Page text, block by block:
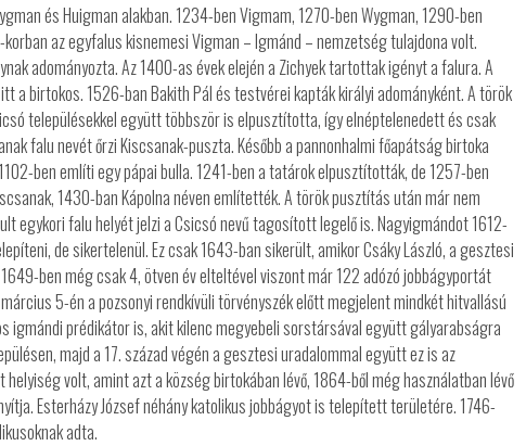
és Huigman alakban. 1234-ben Vigmam, 1270-ben Wygman, 1290-ben
az egyfalus kisnemesi Vigman – Igmánd – nemzetség tulajdona volt.
adományozta. Az 1400-as évek elején a Zichyek tartottak igényt a falura. A
a birtokos. 1526-ban Bakith Pál és testvérei kapták királyi adományként. A török
településekkel együtt többször is elpusztította, így elnéptelenedett és csak
falu nevét őrzi Kiscsanak-puszta. Később a pannonhalmi főapátság birtoka
ben említi egy pápai bulla. 1241-ben a tatárok elpusztították, de 1257-ben
1430-ban Kápolna néven említették. A török pusztítás után már nem
egykori falu helyét jelzi a Csicsó nevű tagosított legelő is. Nagyigmándot 1612-
de sikertelenül. Ez csak 1643-ban sikerült, amikor Csáky László, a gesztesi
ben még csak 4, ötven év elteltével viszont már 122 adózó jobbágyportát
5-én a pozsonyi rendkívüli törvényszék előtt megjelent mindkét hitvallású
igmándi prédikátor is, akit kilenc megyebeli sorstársával együtt gályarabságra
majd a 17. század végén a gesztesi uradalommal együtt ez is az
volt, amint azt a község birtokában lévő, 1864-ből még használatban lévő
Esterházy József néhány katolikus jobbágyot is telepített területére. 1746-
adta.